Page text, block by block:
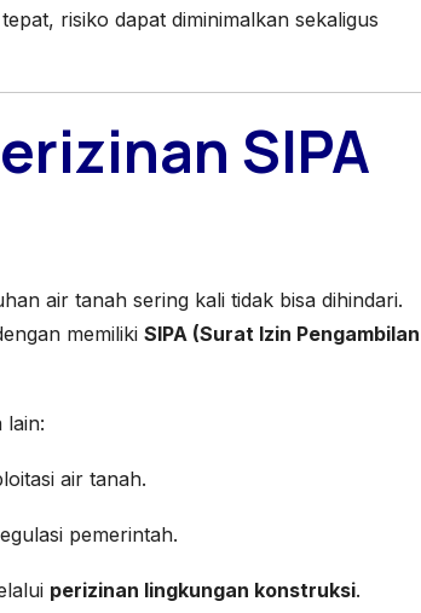
risiko dapat diminimalkan sekaligus
SIPA
air tanah sering kali tidak bisa dihindari.
memiliki SIPA (Surat Izin Pengambilan
lain:
air tanah.
pemerintah.
perizinan lingkungan konstruksi.